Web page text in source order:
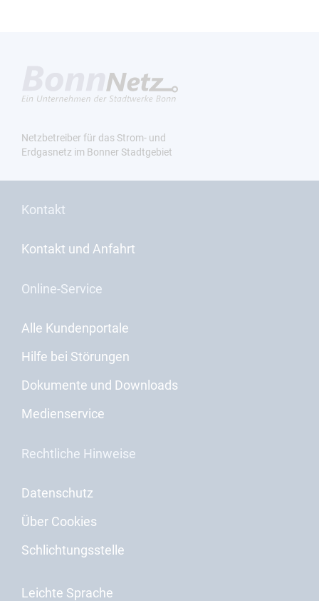
Netzbetreiber für das Strom- und
Erdgasnetz im Bonner Stadtgebiet
Kontakt
Kontakt und Anfahrt
Online-Service
Alle Kundenportale
Hilfe bei Störungen
Dokumente und Downloads
Medienservice
Rechtliche Hinweise
Datenschutz
Über Cookies
Schlichtungsstelle
Leichte Sprache